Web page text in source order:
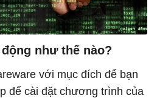
như thế nào?
với mục đích để bạn
để cài đặt chương trình của